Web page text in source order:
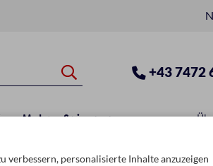
+43 7472
Mehr Saisonen
verbessern, personalisierte Inhalte anzuzeigen